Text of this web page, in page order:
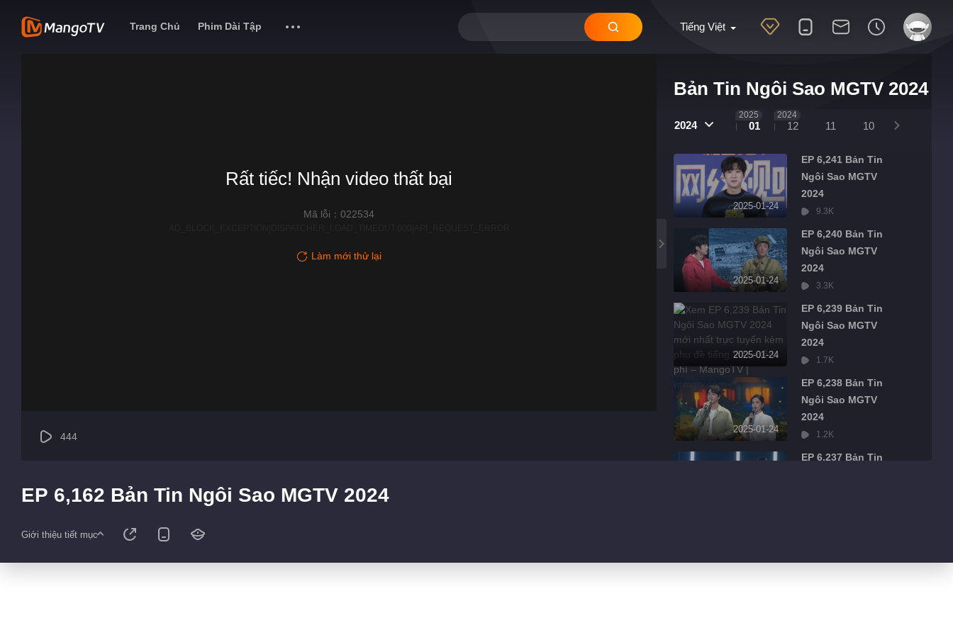
Tiếng Việt
Trang Chủ Phim Dài Tập
Bản Tin Ngôi Sao MGTV 2024
2024 01
2025
12
2024
11 10
2025-01-24
EP 6,241 Bản Tin
Ngôi Sao MGTV
2024
9.3K
2025-01-24
EP 6,240 Bản Tin
Ngôi Sao MGTV
2024
3.3K
2025-01-24
EP 6,239 Bản Tin
Ngôi Sao MGTV
2024
1.7K
2025-01-24
EP 6,238 Bản Tin
Ngôi Sao MGTV
2024
1.2K
EP 6,237 Bản Tin
2024
Rất tiếc! Nhận video thất bại
Mã lỗi：022534
Làm mới thử lại
444
EP 6,162 Bản Tin Ngôi Sao MGTV 2024
Giới thiệu tiết mục